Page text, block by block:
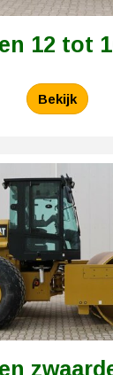
12 tot
Bekijk